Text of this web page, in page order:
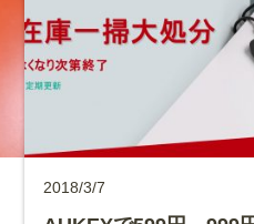
2018/3/7